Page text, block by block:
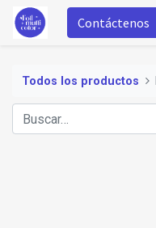
Contáctenos
Todos los productos